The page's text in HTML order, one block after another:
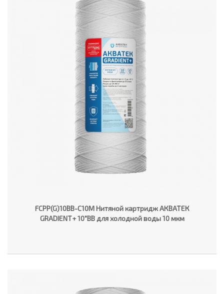
FCPP(G)10BB-C10M Нитяной картридж АКВАТЕК
GRADIENT+ 10"ВВ для холодной воды 10 мкм